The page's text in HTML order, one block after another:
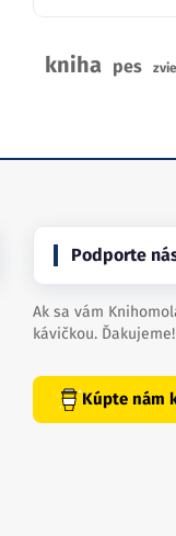
kniha pes
Podporte
Ak sa vám
kávičkou. Ďakujeme!
Kúpte nám